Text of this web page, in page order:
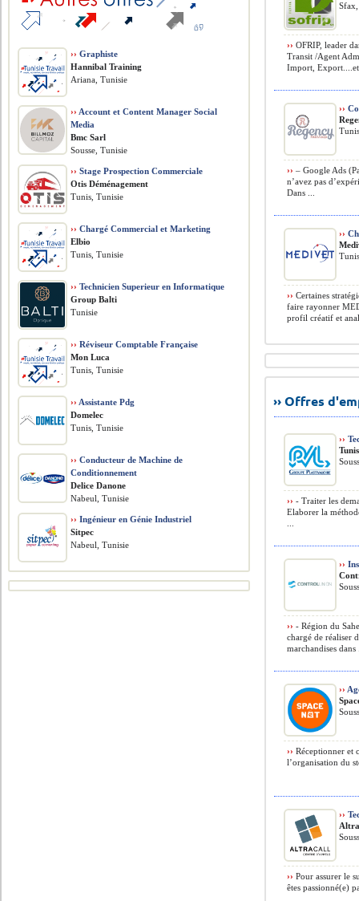
›› OFRIP, leader
Transit /Agent
Import,
››
›› – Google Ads
n’avez pas
Dans ...
››
›› Certaines
faire rayonner
profil créatif et
›› Offres
››
›› - Traiter les
Elaborer la
››
›› - Région du
chargé de réaliser
marchandises dans
››
›› Réceptionner et
l’organisation du
››
›› Pour assurer le
êtes passionné(e)
›› Graphiste
Hannibal Training
Ariana, Tunisie
›› Account et Content Manager Social
Media
Bmc Sarl
Sousse, Tunisie
›› Stage Prospection Commerciale
Otis Déménagement
Tunis, Tunisie
›› Chargé Commercial et Marketing
Elbio
Tunis, Tunisie
›› Technicien Superieur en Informatique
Group Balti
Tunisie
›› Réviseur Comptable Française
Mon Luca
Tunis, Tunisie
›› Assistante Pdg
Domelec
Tunis, Tunisie
›› Conducteur de Machine de
Conditionnement
Delice Danone
Nabeul, Tunisie
›› Ingénieur en Génie Industriel
Sitpec
Nabeul, Tunisie